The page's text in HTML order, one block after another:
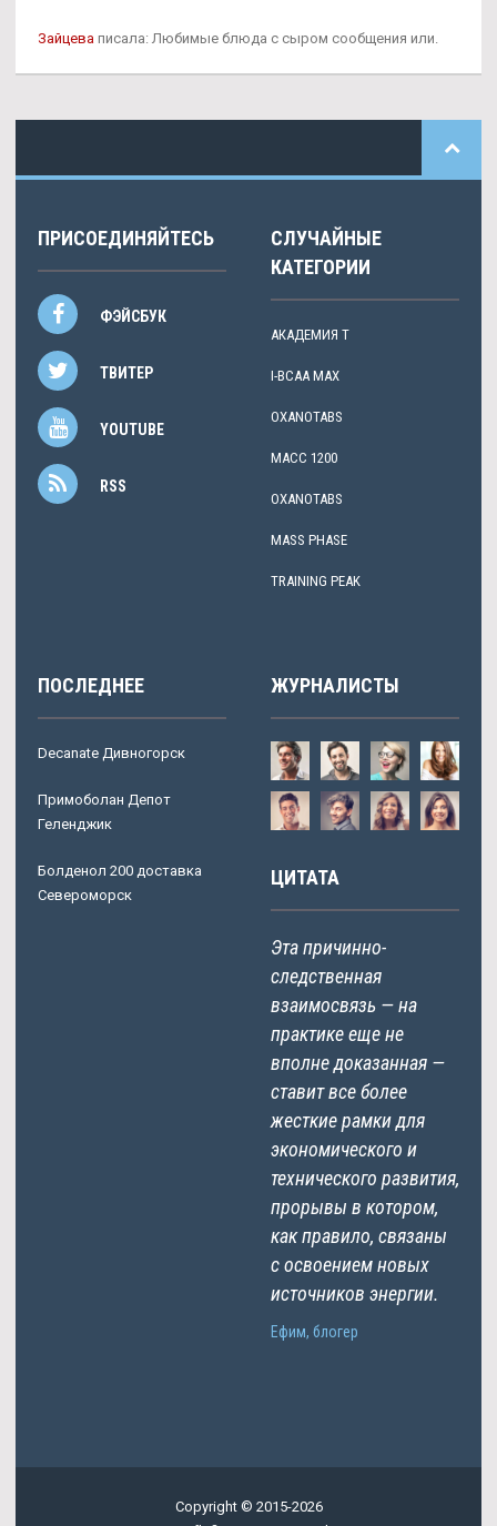
Зайцева писала: Любимые блюда с сыром сообщения или.
ПРИСОЕДИНЯЙТЕСЬ
ФЭЙСБУК
ТВИТЕР
YOUTUBE
RSS
СЛУЧАЙНЫЕ
КАТЕГОРИИ
АКАДЕМИЯ Т
I-BCAA MAX
OXANOTABS
МАСС 1200
OXANOTABS
MASS PHASE
TRAINING PEAK
ПОСЛЕДНЕЕ
Decanate Дивногорск
Примоболан Депот
Геленджик
Болденол 200 доставка
Североморск
ЖУРНАЛИСТЫ
ЦИТАТА
Эта причинно-
следственная
взаимосвязь — на
практике еще не
вполне доказанная —
ставит все более
жесткие рамки для
экономического и
технического развития,
прорывы в котором,
как правило, связаны
с освоением новых
источников энергии.
Ефим, блогер
Copyright © 2015-2026